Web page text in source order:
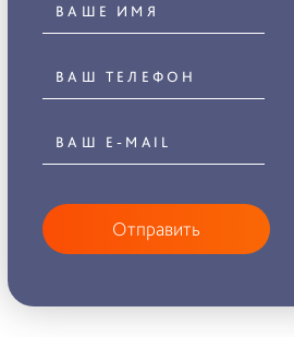
Отправить